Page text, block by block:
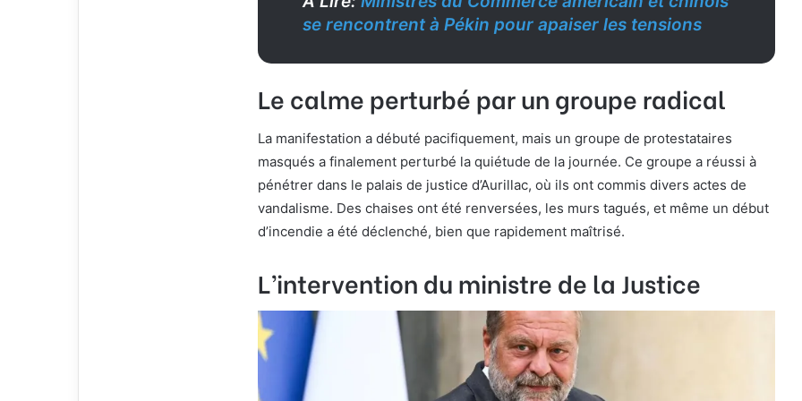
se rencontrent à Pékin pour apaiser les tensions
Le calme perturbé par un groupe radical
La manifestation a débuté pacifiquement, mais un groupe de protestataires
masqués a finalement perturbé la quiétude de la journée. Ce groupe a réussi à
pénétrer dans le palais de justice d’Aurillac, où ils ont commis divers actes de
vandalisme. Des chaises ont été renversées, les murs tagués, et même un début
d’incendie a été déclenché, bien que rapidement maîtrisé.
L’intervention du ministre de la Justice